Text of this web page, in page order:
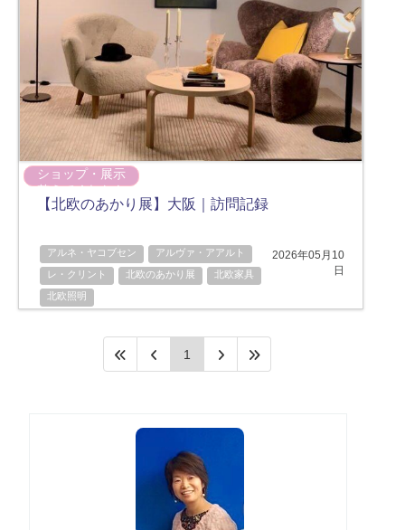
ショップ・展示
整えてくれたも
の
【北欧のあかり展】大阪｜訪問記録
アルネ・ヤコブセン
アルヴァ・アアルト
レ・クリント
北欧のあかり展
北欧家具
北欧照明
2026年05月10
日
1